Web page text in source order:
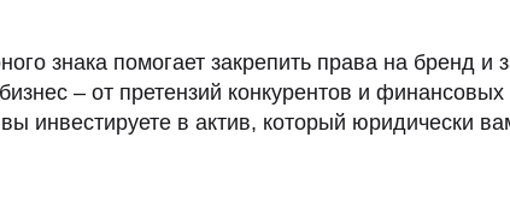
знака помогает закрепить права на бренд и
– от претензий конкурентов и
инвестируете в актив, который юридически